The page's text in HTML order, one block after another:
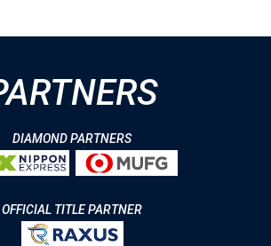
DIAMOND PARTNERS
OFFICIAL TITLE PARTNER